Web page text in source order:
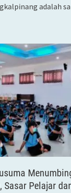
adalah
Sasar Pelajar